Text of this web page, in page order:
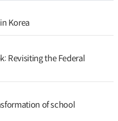
Korea
Revisiting the Federal
of school